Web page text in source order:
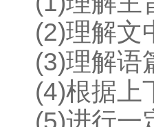
(2)理解文
(3)理解语
(4)根据上
(5)进行一